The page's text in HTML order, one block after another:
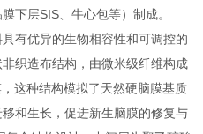
下层SIS、牛心包等）制成。
有优异的生物相容性和可调控的
织造布结构，由微米级纤维构成
这种结构模拟了天然硬脑膜基质
和生长，促进新生脑膜的修复与